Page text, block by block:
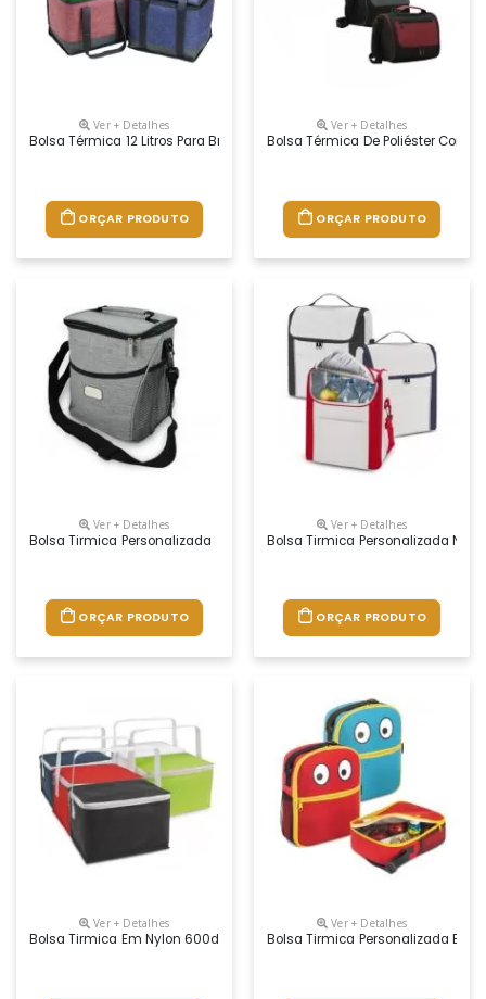
Ver + Detalhes
Bolsa Térmica 12 Litros Para Brindes Promocionais
ORÇAR PRODUTO
Ver + Detalhes
Bolsa Térmica De Poliéster Com
ORÇAR PRODUTO
Ver + Detalhes
Bolsa Tirmica Personalizada
ORÇAR PRODUTO
Ver + Detalhes
Bolsa Tirmica Personalizada
ORÇAR PRODUTO
Ver + Detalhes
Bolsa Tirmica Em Nylon 600d Personalizada
Ver + Detalhes
Bolsa Tirmica Personalizada Em